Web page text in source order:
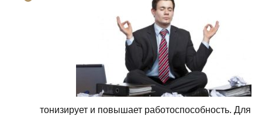
тонизирует и повышает работоспособность. Для